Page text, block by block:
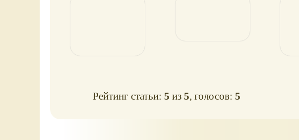
Рейтинг статьи:5 из5, голосов:5